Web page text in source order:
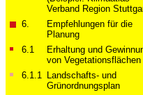
Verband Region
6.
Empfehlungen für die
Planung
6.1
Erhaltung und
von Vegetationsflächen
6.1.1 Landschafts- und
Grünordnungsplan